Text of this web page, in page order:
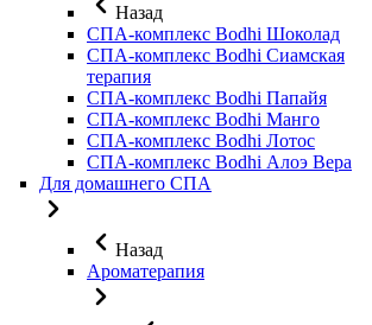
Назад
СПА-комплекс Bodhi Шоколад
СПА-комплекс Bodhi Сиамская
терапия
СПА-комплекс Bodhi Папайя
СПА-комплекс Bodhi Манго
СПА-комплекс Bodhi Лотос
СПА-комплекс Bodhi Алоэ Вера
Для домашнего СПА
Назад
Ароматерапия